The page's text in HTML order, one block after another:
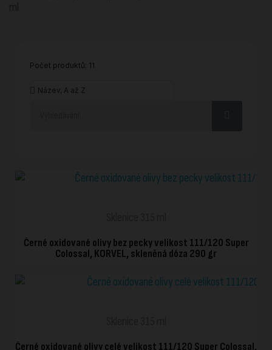
Počet produktů: 11
RYCHLÉ ZOBRAZENÍ
Černé oxidované olivy bez pecky velikost 111/120 Super
Colossal, KORVEL, skleněná dóza 290 gr
RYCHLÉ ZOBRAZENÍ
Černé oxidované olivy celé velikost 111/120 Super Colossal,